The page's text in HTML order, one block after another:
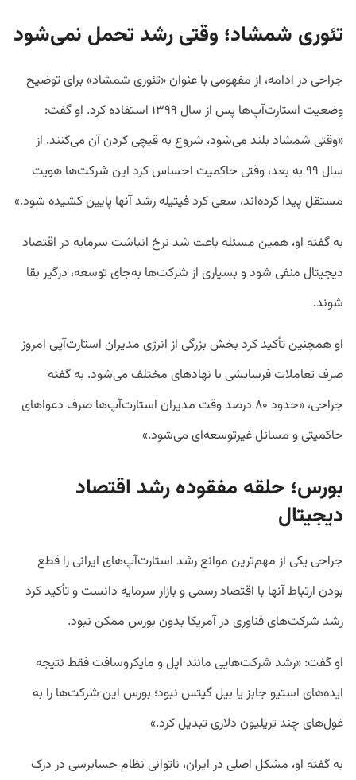
تئوری شمشاد؛ وقتی رشد تحمل نمی‌شود
جراحی در ادامه، از مفهومی با عنوان «تئوری شمشاد» برای توضیح
وضعیت استارت‌آپ‌ها پس از سال ۱۳۹۹ استفاده کرد. او گفت:
«وقتی شمشاد بلند می‌شود، شروع به قیچی کردن آن می‌کنند. از
سال ۹۹ به بعد، وقتی حاکمیت احساس کرد این شرکت‌ها هویت
مستقل پیدا کرده‌اند، سعی کرد فیتیله رشد آنها پایین کشیده شود.»
به گفته او، همین مسئله باعث شد نرخ انباشت سرمایه در اقتصاد
دیجیتال منفی شود و بسیاری از شرکت‌ها به‌جای توسعه، درگیر بقا
شوند.
او همچنین تأکید کرد بخش بزرگی از انرژی مدیران استارت‌آپی امروز
صرف تعاملات فرسایشی با نهادهای مختلف می‌شود. به گفته
جراحی، «حدود ۸۰ درصد وقت مدیران استارت‌آپ‌ها صرف دعواهای
حاکمیتی و مسائل غیرتوسعه‌ای می‌شود.»
بورس؛ حلقه مفقوده رشد اقتصاد
دیجیتال
جراحی یکی از مهم‌ترین موانع رشد استارت‌آپ‌های ایرانی را قطع
بودن ارتباط آنها با اقتصاد رسمی و بازار سرمایه دانست و تأکید کرد
رشد شرکت‌های فناوری در آمریکا بدون بورس ممکن نبود.
او گفت: «رشد شرکت‌هایی مانند اپل و مایکروسافت فقط نتیجه
ایده‌های استیو جابز یا بیل گیتس نبود؛ بورس این شرکت‌ها را به
غول‌های چند تریلیون دلاری تبدیل کرد.»
به گفته او، مشکل اصلی در ایران، ناتوانی نظام حسابرسی در درک